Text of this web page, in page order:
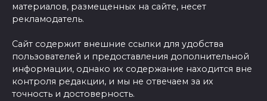
материалов, размещенных на сайте, несет
рекламодатель.
Сайт содержит внешние ссылки для удобства
пользователей и предоставления дополнительной
информации, однако их содержание находится вне
контроля редакции, и мы не отвечаем за их
точность и достоверность.